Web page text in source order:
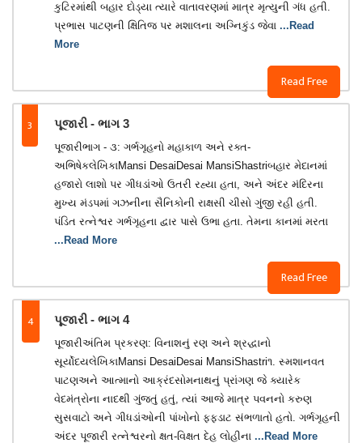
Read Free
કુટિરમાંથી બહાર દોડ્યા ત્યારે વાતાવરણમાં માત્ર મૃત્યુની ગંધ હતી.
પ્રભાસ પાટણની ક્ષિતિજ પર મશાલના અગ્નિકુંડ જેવા ...Read
More
3 પૂજારી - ભાગ 3
Read Free
પૂજારીભાગ - ૩: ગર્ભગૃહનો મહાકાળ અને રક્ત-
અભિષેકલેખિકાMansi DesaiDesai MansiShastri​બહાર મેદાનમાં
હજારો લાશો પર ગીધડાંઓ ઉતરી રહ્યા હતા, અને અંદર મંદિરના
મુખ્ય મંડપમાં ગઝનીના સૈનિકોની રાક્ષસી ચીસો ગુંજી રહી હતી.
પંડિત રત્નેશ્વર ગર્ભગૃહના દ્વાર પાસે ઉભા હતા. તેમના કાનમાં મરતા
...Read More
4 પૂજારી - ભાગ 4
પૂજારીઅંતિમ પ્રકરણ: વિનાશનું રણ અને શ્રદ્ધાનો
સૂર્યોદયલેખિકાMansi DesaiDesai MansiShastri​૧. સ્મશાનવત
પાટણઅને આત્માનો આક્રંદ​સોમનાથનું પ્રાંગણ જે ક્યારેક
વેદમંત્રોના નાદથી ગુંજતું હતું, ત્યાં આજે માત્ર પવનનો કરુણ
સુસવાટો અને ગીધડાંઓની પાંખોનો ફફડાટ સંભળાતો હતો. ગર્ભગૃહની
અંદર પૂજારી રત્નેશ્વરનો ક્ષત-વિક્ષત દેહ લોહીના ...Read More